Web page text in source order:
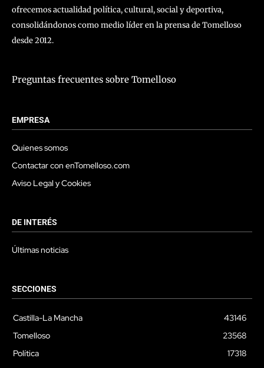
ofrecemos actualidad política, cultural, social y deportiva,
consolidándonos como medio líder en la prensa de Tomelloso
desde 2012.
Preguntas frecuentes sobre Tomelloso
EMPRESA
Quienes somos
Contactar con enTomelloso.com
Aviso Legal y Cookies
DE INTERÉS
Últimas noticias
SECCIONES
Castilla-La Mancha
43146
Tomelloso
23568
Política
17318